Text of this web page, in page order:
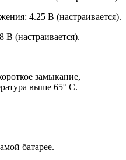
4.25 В (настраивается).
В (настраивается).
замыкание,
выше 65° С.
батарее.